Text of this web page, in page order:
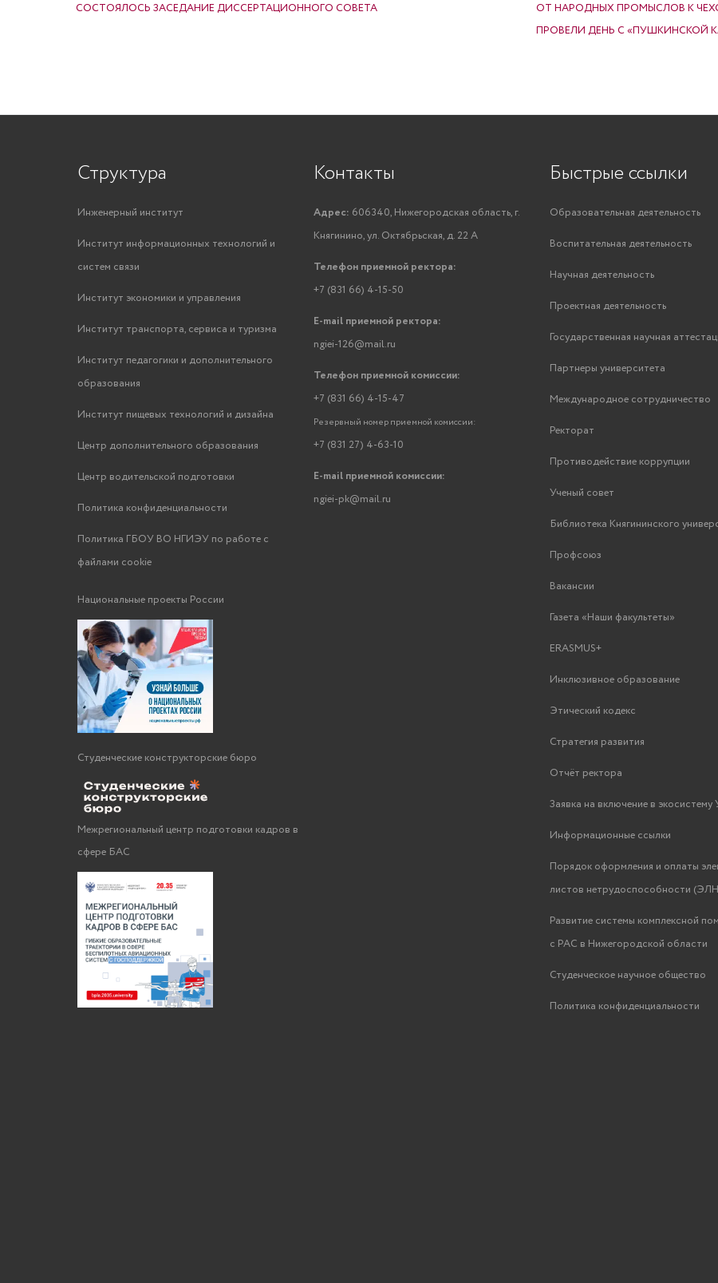
СОСТОЯЛОСЬ ЗАСЕДАНИЕ ДИССЕРТАЦИОННОГО СОВЕТА
ОТ НАРОДНЫХ ПРОМЫСЛОВ К
ПРОВЕЛИ ДЕНЬ С «ПУШКИНСКОЙ
Структура
Инженерный институт
Институт информационных технологий и
систем связи
Институт экономики и управления
Институт транспорта, сервиса и туризма
Институт педагогики и дополнительного
образования
Институт пищевых технологий и дизайна
Центр дополнительного образования
Центр водительской подготовки
Политика конфиденциальности
Политика ГБОУ ВО НГИЭУ по работе с
файлами cookie
Национальные проекты России
Студенческие конструкторские бюро
Межрегиональный центр подготовки кадров в
сфере БАС
Контакты
Адрес: 606340, Нижегородская область, г.
Княгинино, ул. Октябрьская, д. 22 А
Телефон приемной ректора:
+7 (831 66) 4-15-50
E-mail приемной ректора:
ngiei-126@mail.ru
Телефон приемной комиссии:
+7 (831 66) 4-15-47
Резервный номер приемной комиссии:
+7 (831 27) 4-63-10
E-mail приемной комиссии:
ngiei-pk@mail.ru
Быстрые ссылки
Образовательная деятельность
Воспитательная деятельность
Научная деятельность
Проектная деятельность
Государственная научная
Партнеры университета
Международное сотрудничество
Ректорат
Противодействие коррупции
Ученый совет
Библиотека Княгининского
Профсоюз
Вакансии
Газета «Наши факультеты»
ERASMUS+
Инклюзивное образование
Этический кодекс
Стратегия развития
Отчёт ректора
Заявка на включение в
Информационные ссылки
Порядок оформления и оплаты
листов нетрудоспособности
Развитие системы комплексной
с РАС в Нижегородской области
Студенческое научное общество
Политика конфиденциальности